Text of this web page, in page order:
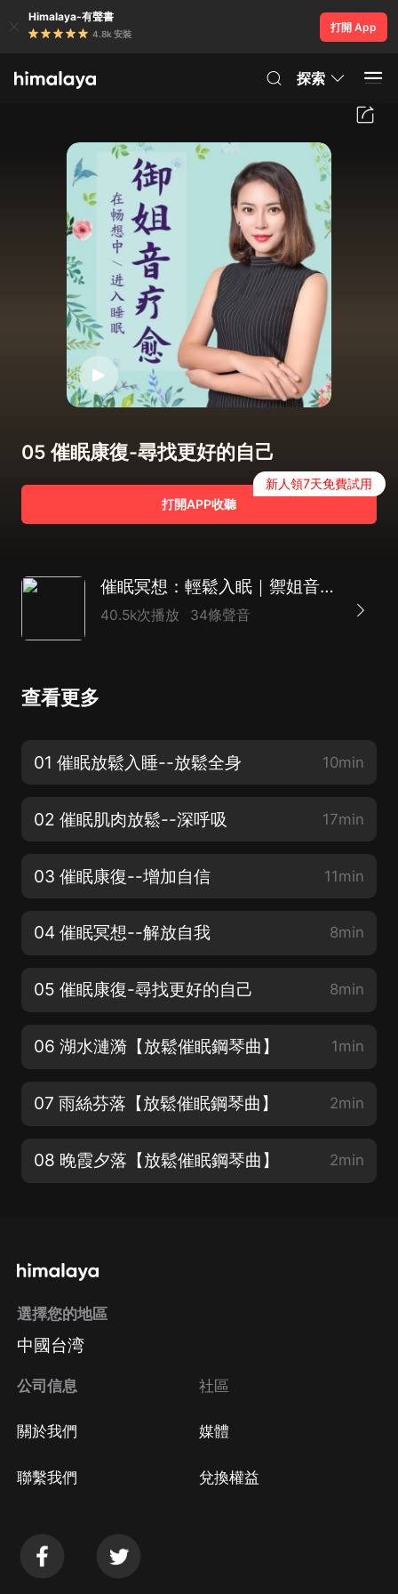
Himalaya-有聲書
4.8k 安裝
打開 App
探索
05 催眠康復-尋找更好的自己
打開APP收聽
新人領7天免費試用
催眠冥想：輕鬆入眠｜禦姐音療愈
40.5k次播放 34條聲音
查看更多
01 催眠放鬆入睡--放鬆全身 10min
02 催眠肌肉放鬆--深呼吸 17min
03 催眠康復--增加自信 11min
04 催眠冥想--解放自我 8min
05 催眠康復-尋找更好的自己 8min
06 湖水漣漪【放鬆催眠鋼琴曲】 1min
07 雨絲芬落【放鬆催眠鋼琴曲】 2min
08 晚霞夕落【放鬆催眠鋼琴曲】 2min
選擇您的地區
中國台湾
公司信息
關於我們
聯繫我們
社區
媒體
兌換權益